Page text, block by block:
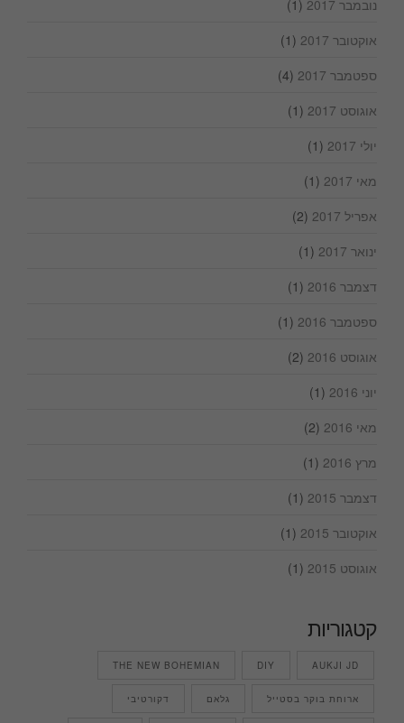
נובמבר 2017
(1)
אוקטובר 2017
(1)
ספטמבר 2017
(4)
אוגוסט 2017
(1)
יולי 2017
(1)
מאי 2017
(1)
אפריל 2017
(2)
ינואר 2017
(1)
דצמבר 2016
(1)
ספטמבר 2016
(1)
אוגוסט 2016
(2)
יוני 2016
(1)
מאי 2016
(2)
מרץ 2016
(1)
דצמבר 2015
(1)
אוקטובר 2015
(1)
אוגוסט 2015
(1)
קטגוריות
AUKJI JD
DIY
THE NEW BOHEMIAN
ארוחת בוקר בסטייל גלאם דקורטיבי